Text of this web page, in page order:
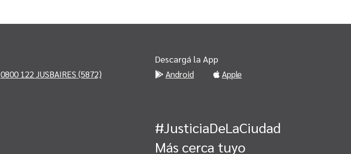
0800 122 JUSBAIRES (5872)
Descargá la App
Android Apple
#JusticiaDeLaCiudad
Más cerca tuyo